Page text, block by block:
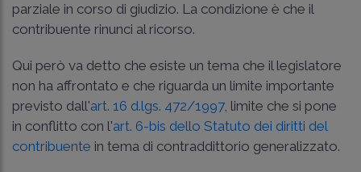
parziale in corso di giudizio. La condizione è che il
contribuente rinunci al ricorso.
Qui però va detto che esiste un tema che il legislatore
non ha affrontato e che riguarda un limite importante
previsto dall'art. 16 d.lgs. 472/1997, limite che si pone
in conflitto con l'art. 6-bis dello Statuto dei diritti del
contribuente in tema di contraddittorio generalizzato.